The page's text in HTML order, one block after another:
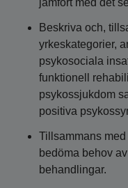
jämfört med det
Beskriva och,
yrkeskategorier,
psykosociala
funktionell
psykossjukdom
positiva
Tillsammans
bedöma behov
behandlingar.